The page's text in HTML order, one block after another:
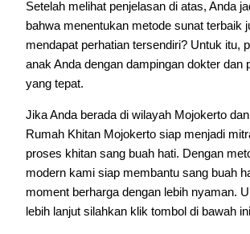
Setelah melihat penjelasan di atas, Anda
bahwa menentukan metode sunat terbaik
mendapat perhatian tersendiri? Untuk itu,
anak Anda dengan dampingan dokter dan
yang tepat.
Jika Anda berada di wilayah Mojokerto
Rumah Khitan Mojokerto siap menjadi
proses khitan sang buah hati. Dengan
modern kami siap membantu sang buah
moment berharga dengan lebih nyaman.
lebih lanjut silahkan klik tombol di bawah